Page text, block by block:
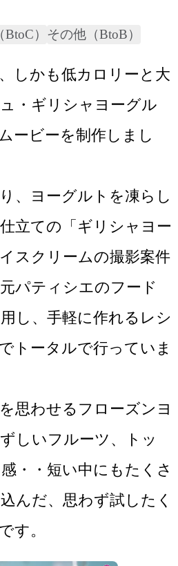
） その他（BtoB）
しかも低カロリーと大
・ギリシャヨーグル
ービーを制作しまし
、ヨーグルトを凍らし
立ての「ギリシャヨー
スクリームの撮影案件
パティシエのフード
し、手軽に作れるレシ
トータルで行っていま
思わせるフローズンヨ
しいフルーツ、トッ
・・短い中にもたくさ
んだ、思わず試したく
す。